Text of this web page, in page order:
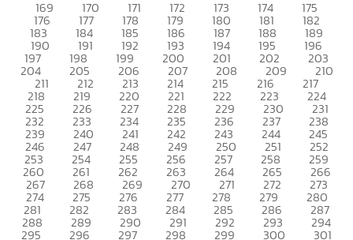
169 170 171 172 173 174 175
176 177 178 179 180 181 182
183 184 185 186 187 188 189
190 191 192 193 194 195 196
197 198 199 200 201 202 203
204 205 206 207 208 209 210
211 212 213 214 215 216 217
218 219 220 221 222 223 224
225 226 227 228 229 230 231
232 233 234 235 236 237 238
239 240 241 242 243 244 245
246 247 248 249 250 251 252
253 254 255 256 257 258 259
260 261 262 263 264 265 266
267 268 269 270 271 272 273
274 275 276 277 278 279 280
281 282 283 284 285 286 287
288 289 290 291 292 293 294
295 296 297 298 299 300 301